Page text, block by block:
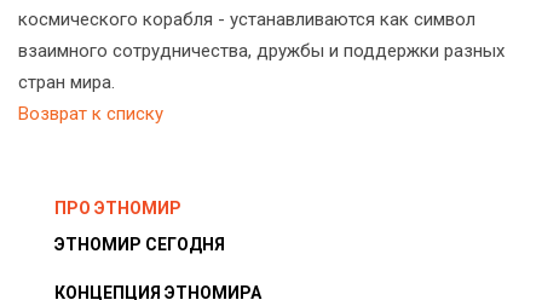
космического корабля - устанавливаются как символ
взаимного сотрудничества, дружбы и поддержки разных
стран мира.
Возврат к списку
ПРО ЭТНОМИР
ЭТНОМИР СЕГОДНЯ
КОНЦЕПЦИЯ ЭТНОМИРА